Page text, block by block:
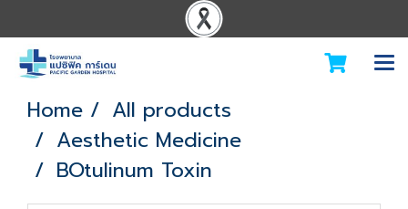
Home
All products
Aesthetic Medicine
BOtulinum Toxin